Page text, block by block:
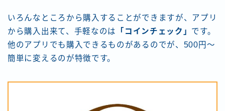
いろんなところから購入することができますが、アプリ
から購入出来て、手軽なのは
「コインチェック」 です。
他のアプリでも購入できるものがあるのでが、500円～
簡単に変えるのが特徴です。